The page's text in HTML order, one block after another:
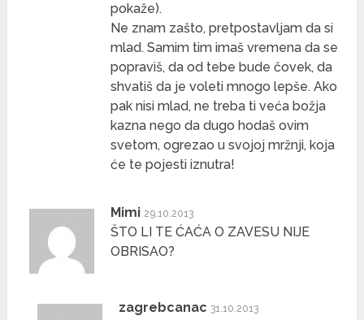
pokaže).
Ne znam zašto, pretpostavljam da si
mlad. Samim tim imaš vremena da se
popraviš, da od tebe bude čovek, da
shvatiš da je voleti mnogo lepše. Ako
pak nisi mlad, ne treba ti veća božja
kazna nego da dugo hodaš ovim
svetom, ogrezao u svojoj mržnji, koja
će te pojesti iznutra!
Mimi 29.10.2013
ŠTO LI TE ĆAĆA O ZAVESU NIJE
OBRISAO?
zagrebcanac 31.10.2013